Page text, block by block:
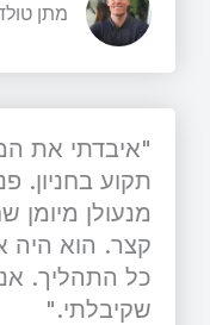
מתן
"איבדתי את
תקוע בחניון.
מנעולן מיומן
קצר. הוא היה
כל התהליך.
שקיבלתי."